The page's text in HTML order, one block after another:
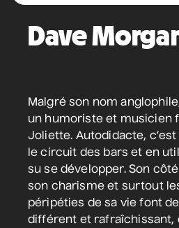
• Coeur
Annexe3
Mathieu Cyr
• Adulte
11 septembre 2026
Théâtre des Muses
Manu
• 20 ans de
Dave
Malgré son nom
un humoriste et musicien
Joliette. Autodidacte,
le circuit des bars et en
su se développer. Son
son charisme et surtout
péripéties de sa vie font
différent et rafraîchissant,